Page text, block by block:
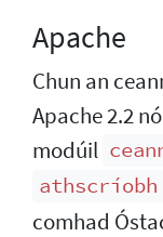
Apache
Chun an
Apache 2.2
modúil
athscríobh
comhad